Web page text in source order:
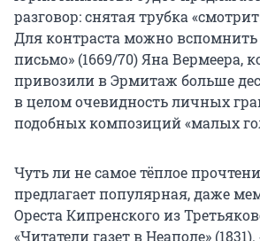
разговор: снятая трубка
Для контраста можно
письмо» (1669/70) Яна Вермеера,
привозили в Эрмитаж больше
в целом очевидность личных
подобных композиций «малых
Чуть ли не самое тёплое
предлагает популярная, даже
Ореста Кипренского из
«Читатели газет в Неаполе»